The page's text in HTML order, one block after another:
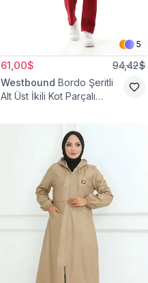
5
61,00$ 94,42$
Westbound Bordo Şeritli
Alt Üst İkili Kot Parçalı